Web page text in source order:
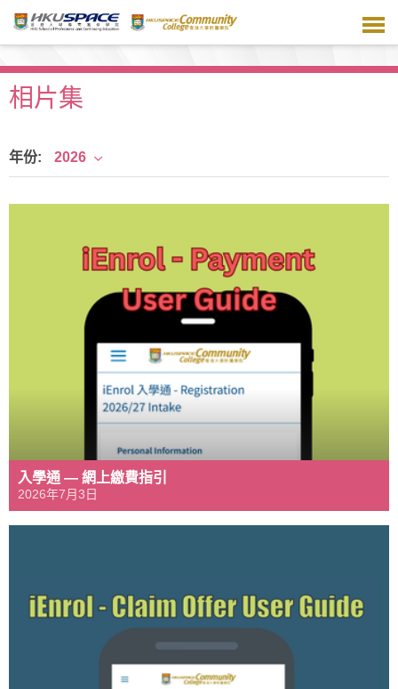
主
容相片集
年份: 2026
入學通 — 網上繳費指引
2026年7月3日